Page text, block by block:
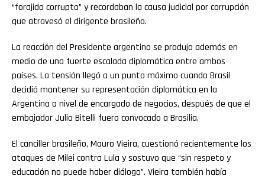
“forajido corrupto” y recordaban la causa judicial por corrupción
que atravesó el dirigente brasileño.
La reacción del Presidente argentino se produjo además en
medio de una fuerte escalada diplomática entre ambos
países. La tensión llegó a un punto máximo cuando Brasil
decidió mantener su representación diplomática en la
Argentina a nivel de encargado de negocios, después de que el
embajador Julio Bitelli fuera convocado a Brasilia.
El canciller brasileño, Mauro Vieira, cuestionó recientemente los
ataques de Milei contra Lula y sostuvo que “sin respeto y
educación no puede haber diálogo”. Vieira también había